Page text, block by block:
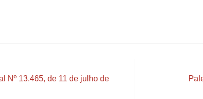
Nº 13.465, de 11 de julho de